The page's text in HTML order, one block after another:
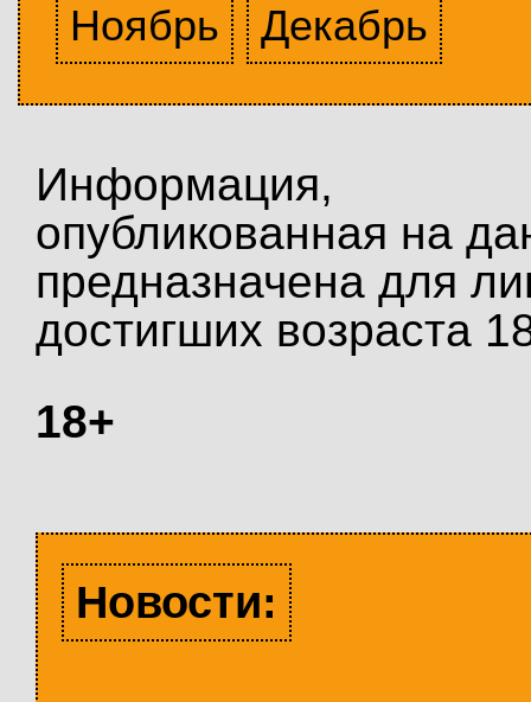
Ноябрь
Декабрь
Информация,
опубликованная на
предназначена для
достигших возраста
18+
Новости: